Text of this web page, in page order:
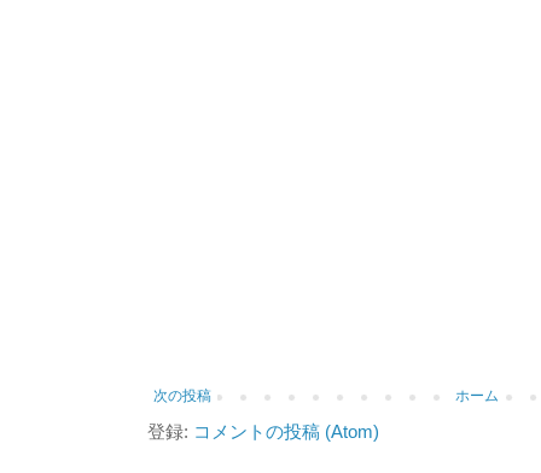
次の投稿 ホーム
登録: コメントの投稿 (Atom)